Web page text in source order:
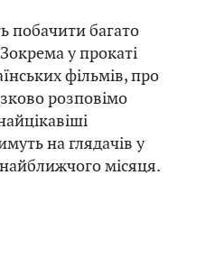
побачити багато
у прокаті
фільмів, про
розповімо
на глядачів у
місяця.